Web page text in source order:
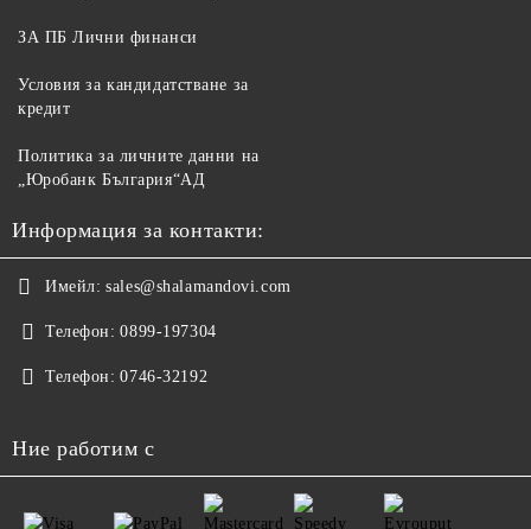
ЗА ПБ Лични финанси
Условия за кандидатстване за
кредит
Политика за личните данни на
„Юробанк България“АД
Информация за контакти:
Имейл: sales@shalamandovi.com
Телефон: 0899-197304
Телефон: 0746-32192
Ние работим с